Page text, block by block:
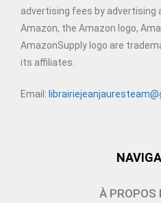
advertising fees by advertising
Amazon, the Amazon logo,
AmazonSupply logo are
its affiliates.
Email:
À PROPOS